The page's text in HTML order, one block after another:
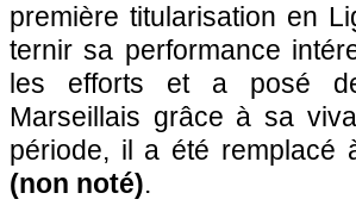
première titularisation en
ternir sa performance
les efforts et a posé
Marseillais grâce à sa
période, il a été
(non noté).